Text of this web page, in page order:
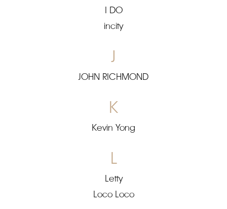
I DO
incity
J
JOHN RICHMOND
K
Kevin Yong
L
Letty
Loco Loco